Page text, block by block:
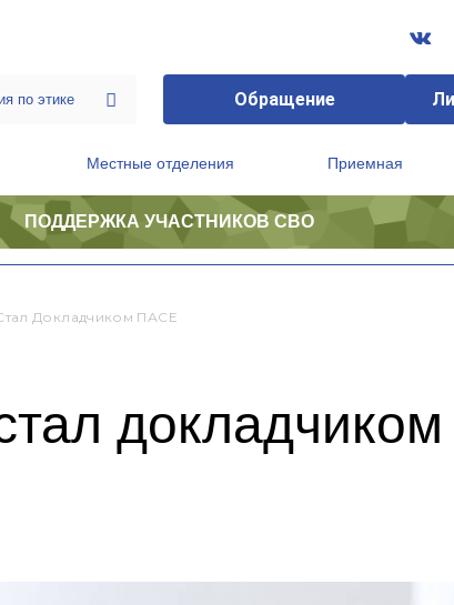
Обращение
Местные отделения Приемная
ПОДДЕРЖКА УЧАСТНИКОВ СВО
Докладчиком ПАСЕ